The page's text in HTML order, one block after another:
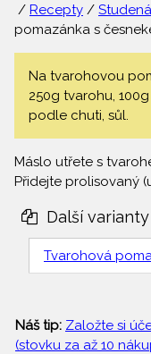
/ Recepty /
pomazánka s
Na tvarohovou
250g tvarohu,
podle chuti, sůl.
Máslo utřete s
Přidejte prolisovaný
Další
Tvarohová
Náš tip: Založte si
(stovku za až 10